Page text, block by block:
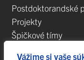
Vážime si vaše
Postdoktorandské
Projekty
Špičkové tímy